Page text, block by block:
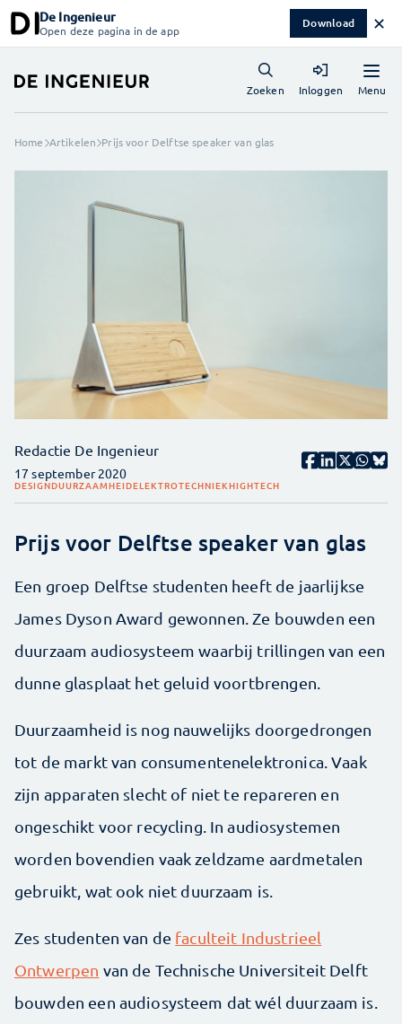
De Ingenieur
Open deze pagina in de app Download ✕
Menu
Zoeken Inloggen
Home Artikelen Prijs voor Delftse speaker van glas
Redactie De Ingenieur
17 september 2020
DESIGNDUURZAAMHEIDELEKTROTECHNIEKHIGHTECH
Prijs voor Delftse speaker van glas
Een groep Delftse studenten heeft de jaarlijkse
James Dyson Award gewonnen. Ze bouwden een
duurzaam audiosysteem waarbij trillingen van een
dunne glasplaat het geluid voortbrengen.
Duurzaamheid is nog nauwelijks doorgedrongen
tot de markt van consumentenelektronica. Vaak
zijn apparaten slecht of niet te repareren en
ongeschikt voor recycling. In audiosystemen
worden bovendien vaak zeldzame aardmetalen
gebruikt, wat ook niet duurzaam is.
Zes studenten van de faculteit Industrieel
Ontwerpen van de Technische Universiteit Delft
bouwden een audiosysteem dat wél duurzaam is.